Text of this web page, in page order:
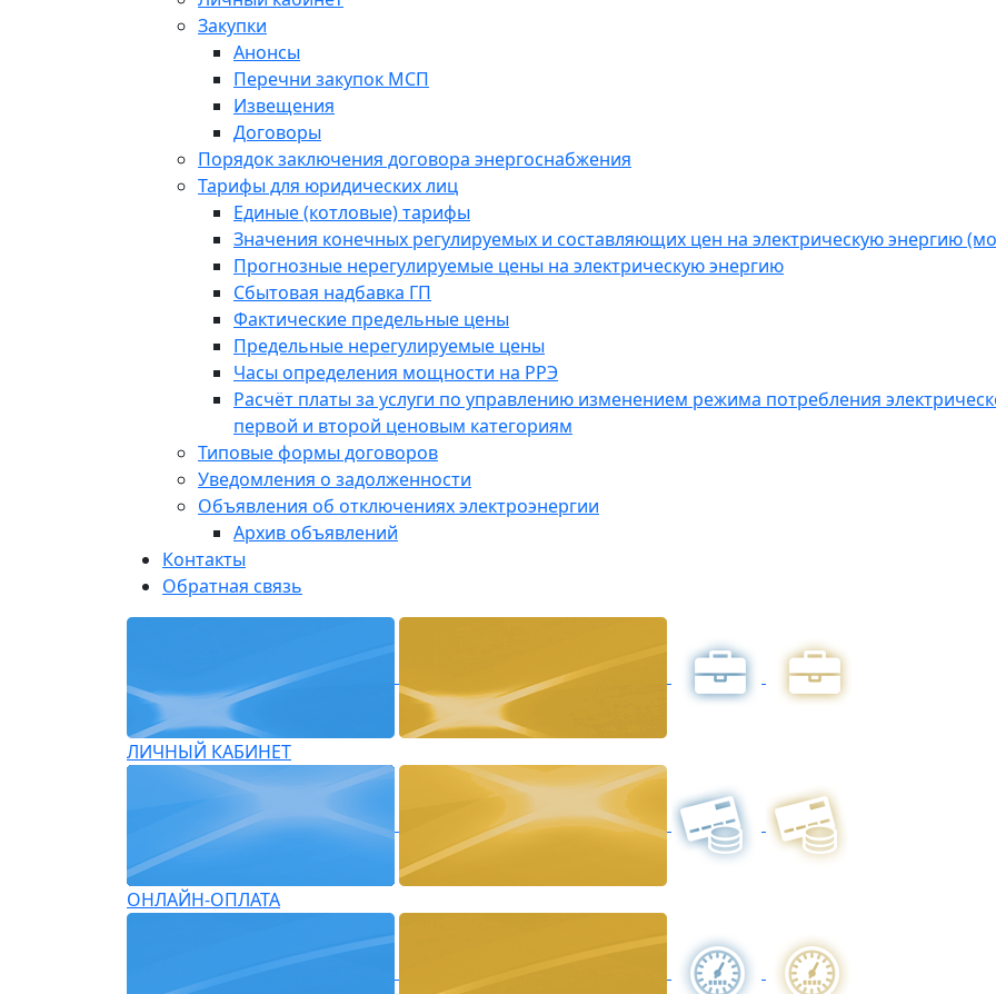
Закупки
Анонсы
Перечни закупок МСП
Извещения
Договоры
Порядок заключения договора энергоснабжения
Тарифы для юридических лиц
Единые (котловые) тарифы
Значения конечных регулируемых и составляющих цен на электрическую энергию
Прогнозные нерегулируемые цены на электрическую энергию
Сбытовая надбавка ГП
Фактические предельные цены
Предельные нерегулируемые цены
Часы определения мощности на РРЭ
Расчёт платы за услуги по управлению изменением режима потребления
первой и второй ценовым категориям
Типовые формы договоров
Уведомления о задолженности
Объявления об отключениях электроэнергии
Архив объявлений
Контакты
Обратная связь
ЛИЧНЫЙ КАБИНЕТ
ОНЛАЙН-ОПЛАТА